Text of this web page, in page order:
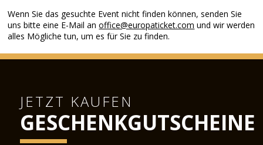
Wenn Sie das gesuchte Event nicht finden können, senden Sie
uns bitte eine E-Mail anoffice@europaticket.com und wir werden
alles Mögliche tun, um es für Sie zu finden.
JETZT KAUFEN
GESCHENKGUTSCHEINE